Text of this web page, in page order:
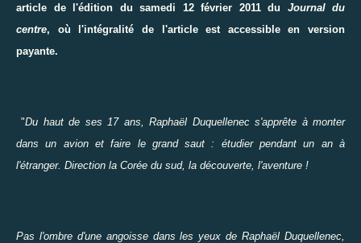
article de l'édition du samedi 12 février 2011 du Journal du
centre, où l'intégralité de l'article est accessible en version
payante.
"Du haut de ses 17 ans, Raphaël Duquellenec s'apprête à monter
dans un avion et faire le grand saut : étudier pendant un an à
l'étranger. Direction la Corée du sud, la découverte, l'aventure !
Pas l'ombre d'une angoisse dans les yeux de Raphaël Duquellenec,